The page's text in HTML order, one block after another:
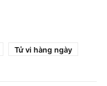
Tử vi hàng ngày